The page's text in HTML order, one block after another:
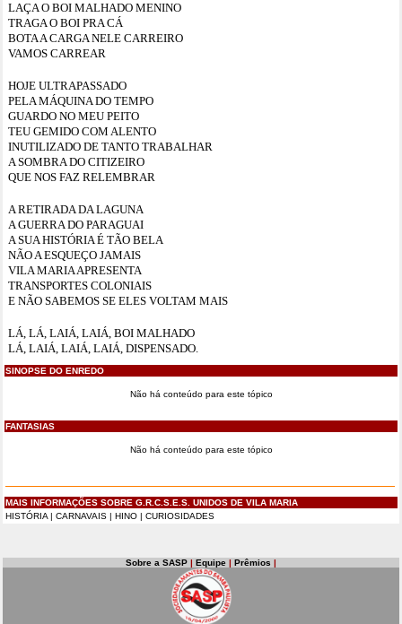
LAÇA O BOI MALHADO MENINO
TRAGA O BOI PRA CÁ
BOTA A CARGA NELE CARREIRO
VAMOS CARREAR
HOJE ULTRAPASSADO
PELA MÁQUINA DO TEMPO
GUARDO NO MEU PEITO
TEU GEMIDO COM ALENTO
INUTILIZADO DE TANTO TRABALHAR
A SOMBRA DO CITIZEIRO
QUE NOS FAZ RELEMBRAR
A RETIRADA DA LAGUNA
A GUERRA DO PARAGUAI
A SUA HISTÓRIA É TÃO BELA
NÃO A ESQUEÇO JAMAIS
VILA MARIA APRESENTA
TRANSPORTES COLONIAIS
E NÃO SABEMOS SE ELES VOLTAM MAIS
LÁ, LÁ, LAIÁ, LAIÁ, BOI MALHADO
LÁ, LAIÁ, LAIÁ, LAIÁ, DISPENSADO.
SINOPSE DO ENREDO
Não há conteúdo para este tópico
FANTASIAS
Não há conteúdo para este tópico
MAIS INFORMAÇÕES SOBRE G.R.C.S.E.S. UNIDOS DE VILA MARIA
HISTÓRIA | CARNAVAIS | HINO | CURIOSIDADES
Sobre a SASP | Equipe | Prêmios |